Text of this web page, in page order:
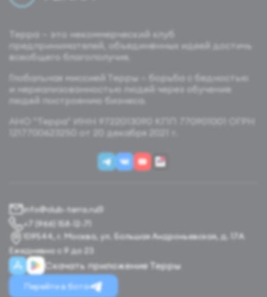
Терра — это некоммерческий клуб
предпринимателей, объединённых идеей достичь
всеобщего благополучия.
Глобальная миссией Терры — борьба с бедностью
и нереализованностью людей через обучение
людей построению бизнеса.
АНО "Терра" ИНН 9722013090 КПП 770901001 ОГРН
1217700623250 от 20 декабря 2021 г.
info@club-terra.ru
+7 (966) 158-12-71
109544, г. Москва, ул. Большая Андроньевская, д. 17А
Ежедневно с 9 до 23
Скачать приложение Терры
Перейти в бота